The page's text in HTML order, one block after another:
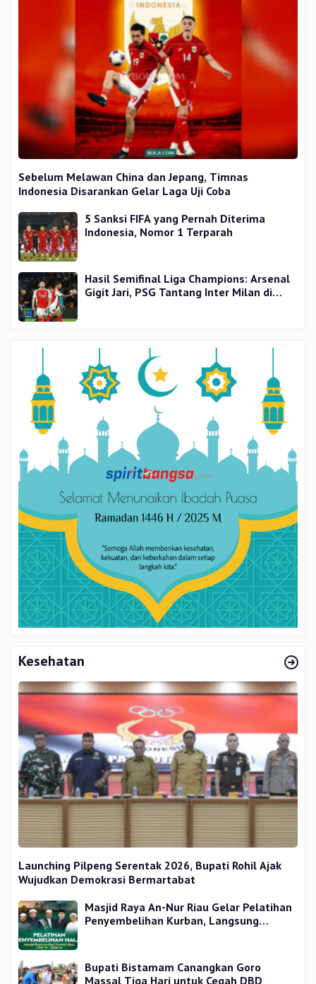
Sebelum Melawan China dan Jepang, Timnas
Indonesia Disarankan Gelar Laga Uji Coba
5 Sanksi FIFA yang Pernah Diterima
Indonesia, Nomor 1 Terparah
Hasil Semifinal Liga Champions: Arsenal
Gigit Jari, PSG Tantang Inter Milan di
Kesehatan
Launching Pilpeng Serentak 2026, Bupati Rohil Ajak
Wujudkan Demokrasi Bermartabat
Masjid Raya An-Nur Riau Gelar Pelatihan
Penyembelihan Kurban, Langsung
Bupati Bistamam Canangkan Goro
Massal Tiga Hari untuk Cegah DBD